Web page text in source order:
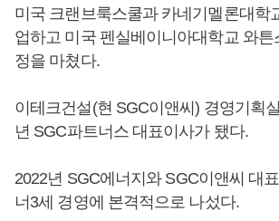
미국 크랜브룩스쿨과 카네기멜론대학
업하고 미국 펜실베이니아대학교 와튼
정을 마쳤다.
이테크건설(현 SGC이앤씨) 경영기획
년 SGC파트너스 대표이사가 됐다.
2022년 SGC에너지와 SGC이앤씨 대
너3세 경영에 본격적으로 나섰다.